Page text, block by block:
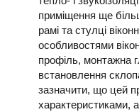
приміщення ще
рамі та стулці
особливостями
профіль, монтажна
встановлення
зазначити, що цей
характеристиками,